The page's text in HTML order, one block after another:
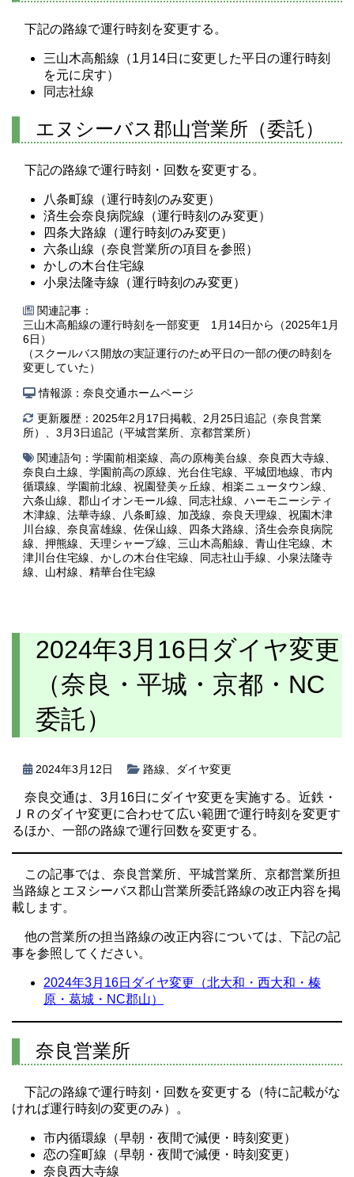
下記の路線で運行時刻を変更する。
三山木高船線（1月14日に変更した平日の運行時刻
を元に戻す）
同志社線
エヌシーバス郡山営業所（委託）
下記の路線で運行時刻・回数を変更する。
八条町線（運行時刻のみ変更）
済生会奈良病院線（運行時刻のみ変更）
四条大路線（運行時刻のみ変更）
六条山線（奈良営業所の項目を参照）
かしの木台住宅線
小泉法隆寺線（運行時刻のみ変更）
関連記事：
三山木高船線の運行時刻を一部変更 1月14日から（2025年1月
6日）
（スクールバス開放の実証運行のため平日の一部の便の時刻を
変更していた）
情報源：奈良交通ホームページ
更新履歴：2025年2月17日掲載、2月25日追記（奈良営業
所）、3月3日追記（平城営業所、京都営業所）
関連語句： 学園前相楽線 高の原梅美台線 奈良西大寺線
奈良白土線
学園前高の原線 光台住宅線 平城団地線
市内
循環線
学園前北線 祝園登美ヶ丘線 相楽ニュータウン線
六条山線
郡山イオンモール線 同志社線
ハーモニーシティ
木津線
法華寺線 八条町線 加茂線 奈良天理線
祝園木津
川台線
奈良富雄線 佐保山線 四条大路線
済生会奈良病院
線
押熊線 天理シャープ線 三山木高船線 青山住宅線
木
津川台住宅線
かしの木台住宅線 同志社山手線
小泉法隆寺
線
山村線 精華台住宅線
2024年3月16日ダイヤ変更
（奈良・平城・京都・NC
委託）
2024年3月12日 路線 ダイヤ変更
奈良交通は、3月16日にダイヤ変更を実施する。近鉄・
ＪＲのダイヤ変更に合わせて広い範囲で運行時刻を変更す
るほか、一部の路線で運行回数を変更する。
この記事では、奈良営業所、平城営業所、京都営業所担
当路線とエヌシーバス郡山営業所委託路線の改正内容を掲
載します。
他の営業所の担当路線の改正内容については、下記の記
事を参照してください。
2024年3月16日ダイヤ変更（北大和・西大和・榛
原・葛城・NC郡山）
奈良営業所
下記の路線で運行時刻・回数を変更する（特に記載がな
ければ運行時刻の変更のみ）。
市内循環線（早朝・夜間で減便・時刻変更）
恋の窪町線（早朝・夜間で減便・時刻変更）
奈良西大寺線